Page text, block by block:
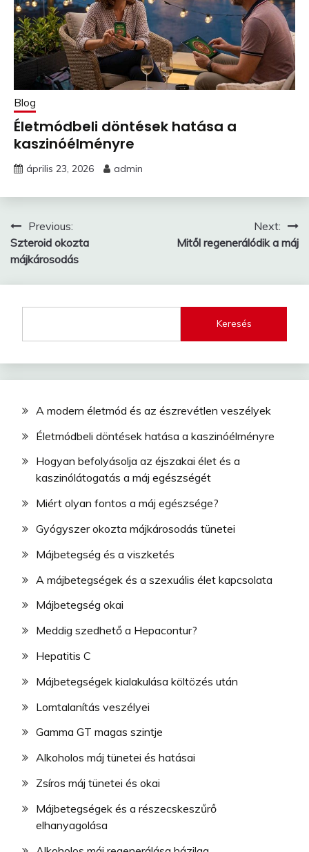
Blog
Életmódbeli döntések hatása a
kaszinóélményre
április 23, 2026 admin
Bejegyzés
navigáció
Previous:
Szteroid okozta
májkárosodás
Next:
Mitől regenerálódik a máj
Keresés
A modern életmód és az észrevétlen veszélyek
Életmódbeli döntések hatása a kaszinóélményre
Hogyan befolyásolja az éjszakai élet és a
kaszinólátogatás a máj egészségét
Miért olyan fontos a máj egészsége?
Gyógyszer okozta májkárosodás tünetei
Májbetegség és a viszketés
A májbetegségek és a szexuális élet kapcsolata
Májbetegség okai
Meddig szedhető a Hepacontur?
Hepatitis C
Májbetegségek kialakulása költözés után
Lomtalanítás veszélyei
Gamma GT magas szintje
Alkoholos máj tünetei és hatásai
Zsíros máj tünetei és okai
Májbetegségek és a részecskeszűrő
elhanyagolása